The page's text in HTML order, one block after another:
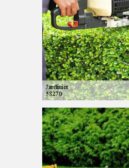
Artisan
58270
Jardinier aguerri à
matériels
tarif raisonnable pour
Voir Nos Realisations